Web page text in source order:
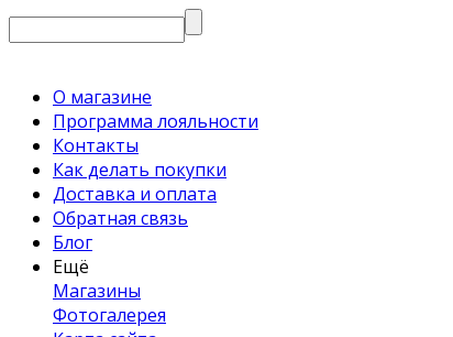
О магазине
Программа лояльности
Контакты
Как делать покупки
Доставка и оплата
Обратная связь
Блог
Ещё
Магазины
Фотогалерея